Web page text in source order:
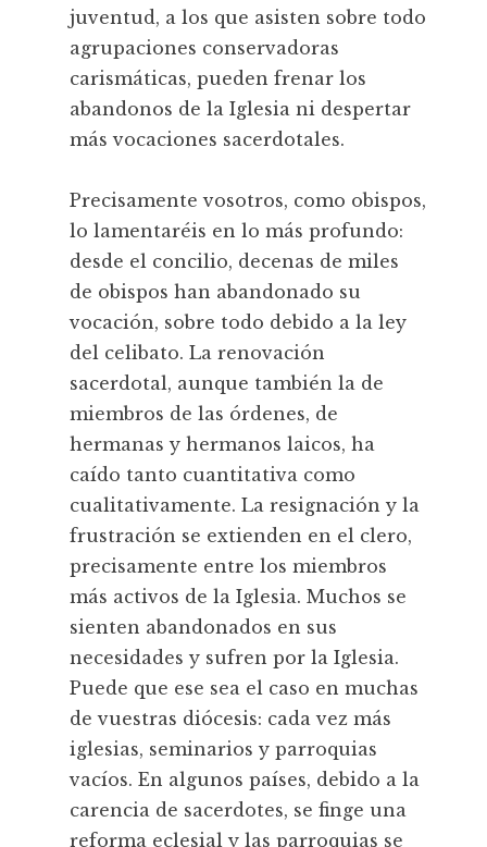
juventud, a los que asisten sobre todo
agrupaciones conservadoras
carismáticas, pueden frenar los
abandonos de la Iglesia ni despertar
más vocaciones sacerdotales.
Precisamente vosotros, como obispos,
lo lamentaréis en lo más profundo:
desde el concilio, decenas de miles
de obispos han abandonado su
vocación, sobre todo debido a la ley
del celibato. La renovación
sacerdotal, aunque también la de
miembros de las órdenes, de
hermanas y hermanos laicos, ha
caído tanto cuantitativa como
cualitativamente. La resignación y la
frustración se extienden en el clero,
precisamente entre los miembros
más activos de la Iglesia. Muchos se
sienten abandonados en sus
necesidades y sufren por la Iglesia.
Puede que ese sea el caso en muchas
de vuestras diócesis: cada vez más
iglesias, seminarios y parroquias
vacíos. En algunos países, debido a la
carencia de sacerdotes, se finge una
reforma eclesial y las parroquias se